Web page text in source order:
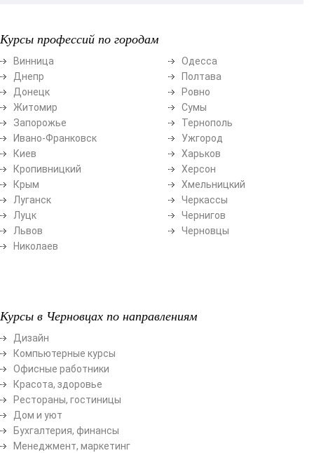
Курсы профессий по городам
Винница
Днепр
Донецк
Житомир
Запорожье
Ивано-Франковск
Киев
Кропивницкий
Крым
Луганск
Луцк
Львов
Николаев
Одесса
Полтава
Ровно
Сумы
Тернополь
Ужгород
Харьков
Херсон
Хмельницкий
Черкассы
Чернигов
Черновцы
Курсы в Черновцах по направлениям
Дизайн
Компьютерные курсы
Офисные работники
Красота, здоровье
Рестораны, гостиницы
Дом и уют
Бухгалтерия, финансы
Менеджмент, маркетинг